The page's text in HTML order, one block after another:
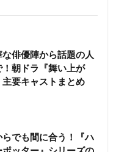
な俳優陣から話題の人
！朝ドラ『舞い上が
主要キャストまとめ
らでも間に合う！『ハ